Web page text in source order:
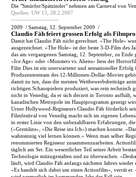
Die "Smürfer/Spätzinder" nehmen am Carneval von
Quellen: UW 15, 28.2.2007
-------------------------
2009 / Samstag, 12. September 2009 /
Claudio Fäh feiert grossen Erfolg als
Damit hat Claudio Fäh nicht gerechnet. «The Hole»
ausgezeichnet. «The Hole» ist der beste 3-D-Film des
das am vergangenen Samstag, 12. September, zu
«Ice Age» oder «Monsters vs. Aliens» liess der
Film Dies ist ein unerwarteter und sensationeller
Produzententeam des 12-Millionen-Dollar-Movies
damit zu tun, dass die meisten Wettbewerbsbeiträge
richtigen Schauspielern produziert, was rein technisch
nicht in Venedig, da er sich derzeit in Toronto aufhält,
kanadischen Metropole im Hauptprogramm gezeigt
Urner Hollywood-Regisseurs Claudio Fäh förderlich
Filmfestival von Venedig macht sich im eigenen
in erster Linie von den unbezahlbaren Erfahrungen,
(«Gremlins», «Die Reise ins Ich») machen konnte.
wahnsinnig viel lernen können.» Wenn man selber
renommierten Regisseur zusammenzuarbeiten.
täglich am Set. Ein wesentlicher Teil seiner Arbeit
Technologie mitzugestalten und zu überwachen.
läuft, wird Claudio Fäh anfangs nächsten Jahres
«Es handelt sich dabei um einen Actionfilm», verrät